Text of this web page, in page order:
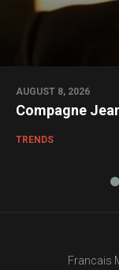
AUGUST 8, 2026
Compagne
TRENDS
Francais